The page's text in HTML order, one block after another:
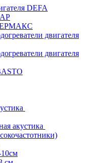
DEFA
двигателя
двигателя
акустика